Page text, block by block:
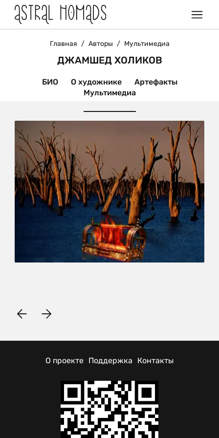
Главная / Авторы / Мультимедиа
ДЖАМШЕД ХОЛИКОВ
БИО О художнике
Артефакты
Мультимедиа
О проекте Поддержка Контакты